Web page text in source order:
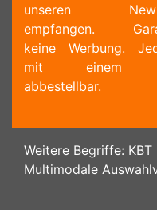
unseren
empfangen.
keine Werbung.
mit einem
abbestellbar.
Weitere Begriffe: KBT
Multimodale